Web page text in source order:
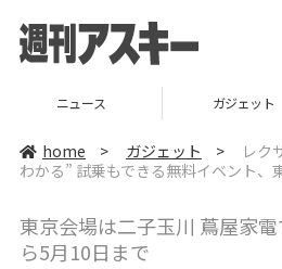
ニュース ガジェット
home > ガジェット >
レク
わかる” 試乗もできる無料イベント、
東京会場は二子玉川 蔦屋家
ら5月10日まで